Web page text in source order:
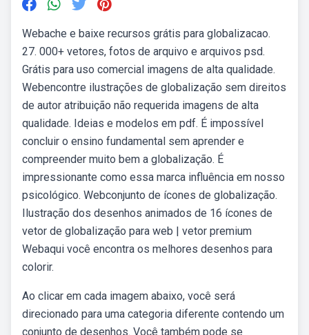
Webache e baixe recursos grátis para globalizacao.
27. 000+ vetores, fotos de arquivo e arquivos psd.
Grátis para uso comercial imagens de alta qualidade.
Webencontre ilustrações de globalização sem direitos
de autor atribuição não requerida imagens de alta
qualidade. Ideias e modelos em pdf. É impossível
concluir o ensino fundamental sem aprender e
compreender muito bem a globalização. É
impressionante como essa marca influência em nosso
psicológico. Webconjunto de ícones de globalização.
Ilustração dos desenhos animados de 16 ícones de
vetor de globalização para web | vetor premium
Webaqui você encontra os melhores desenhos para
colorir.
Ao clicar em cada imagem abaixo, você será
direcionado para uma categoria diferente contendo um
conjunto de desenhos. Você também pode se